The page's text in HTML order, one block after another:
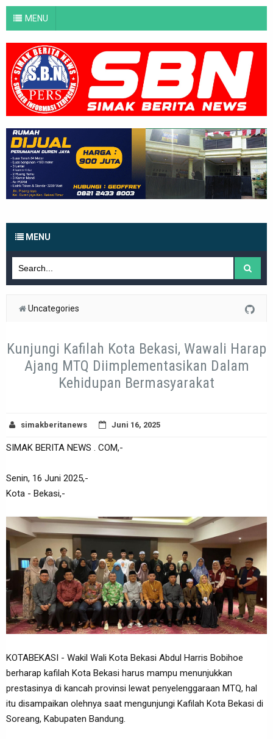
MENU
MENU
Uncategories
Kunjungi Kafilah Kota Bekasi, Wawali Harap
Ajang MTQ Diimplementasikan Dalam
Kehidupan Bermasyarakat
simakberitanews Juni 16, 2025
SIMAK BERITA NEWS . COM,-
Senin, 16 Juni 2025,-
Kota - Bekasi,-
KOTABEKASI - Wakil Wali Kota Bekasi Abdul Harris Bobihoe
berharap kafilah Kota Bekasi harus mampu menunjukkan
prestasinya di kancah provinsi lewat penyelenggaraan MTQ, hal
itu disampaikan olehnya saat mengunjungi Kafilah Kota Bekasi di
Soreang, Kabupaten Bandung.